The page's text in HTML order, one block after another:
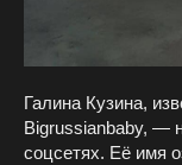
Галина Кузина,
Bigrussianbaby, —
соцсетях. Её имя